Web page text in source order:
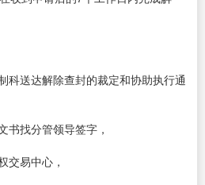
科送达解除查封的裁定和协助执行通
书找分管领导签字，
交易中心，